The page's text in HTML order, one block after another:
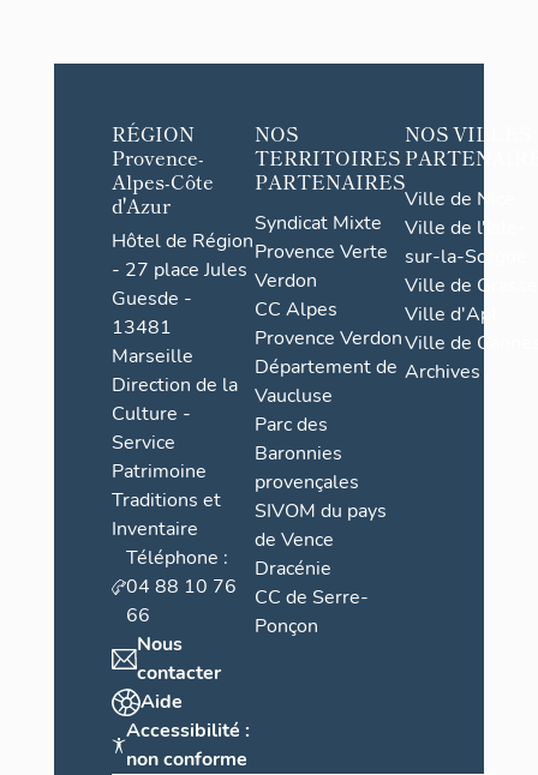
RÉGION
Provence-
Alpes-Côte
d'Azur
Hôtel de Région
- 27 place Jules
Guesde -
13481
Marseille
Direction de la
Culture -
Service
Patrimoine
Traditions et
Inventaire
Téléphone :
04 88 10 76
66
Nous
contacter
Aide
Accessibilité :
non conforme
NOS
TERRITOIRES
PARTENAIRES
Syndicat Mixte
Provence Verte
Verdon
CC Alpes
Provence Verdon
Département de
Vaucluse
Parc des
Baronnies
provençales
SIVOM du pays
de Vence
Dracénie
CC de Serre-
Ponçon
NOS VILLES
Ville de Nice
Ville de l'Isle-
sur-la-Sorgue
Ville de Grasse
Ville d'Apt
Ville de
Archives